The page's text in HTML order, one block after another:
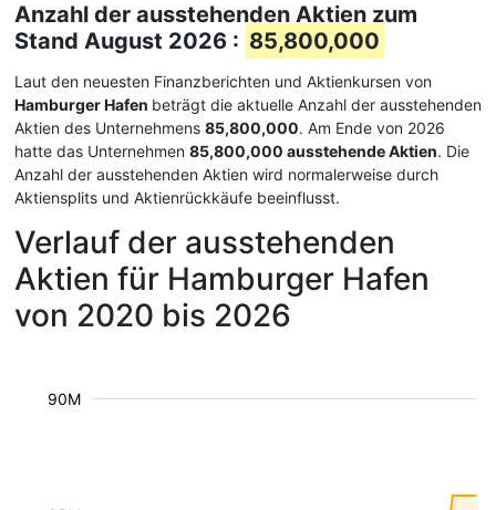
Anzahl der ausstehenden Aktien zum
Stand August 2026 : 85,800,000
Laut den neuesten Finanzberichten und Aktienkursen von
Hamburger Hafen beträgt die aktuelle Anzahl der ausstehenden
Aktien des Unternehmens 85,800,000. Am Ende von 2026
hatte das Unternehmen 85,800,000 ausstehende Aktien. Die
Anzahl der ausstehenden Aktien wird normalerweise durch
Aktiensplits und Aktienrückkäufe beeinflusst.
Verlauf der ausstehenden
Aktien für Hamburger Hafen
von 2020 bis 2026
90M